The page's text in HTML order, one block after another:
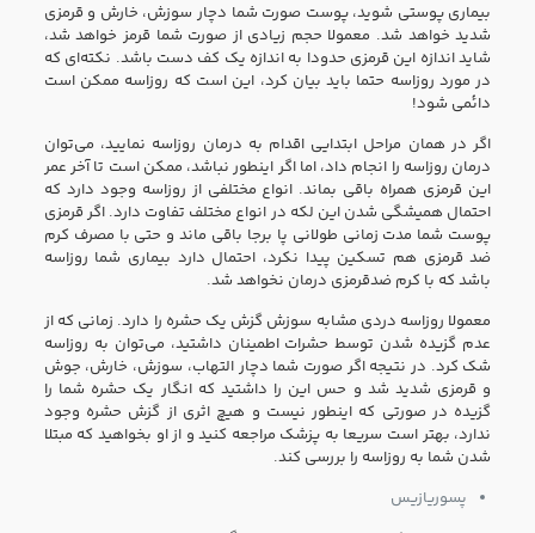
بیماری پوستی شوید، پوست صورت شما دچار سوزش، خارش و قرمزی
شدید خواهد شد. معمولا حجم زیادی از صورت شما قرمز خواهد شد،
شاید اندازه این قرمزی حدودا به اندازه یک کف دست باشد. نکته‌ای که
در مورد روزاسه حتما باید بیان کرد، این است که روزاسه ممکن است
دائمی شود!
اگر در همان مراحل ابتدایی اقدام به درمان روزاسه نمایید، می‌توان
درمان روزاسه را انجام داد، اما اگر اینطور نباشد، ممکن است تا آخر عمر
این قرمزی همراه باقی بماند. انواع مختلفی از روزاسه وجود دارد که
احتمال همیشگی شدن این لکه در انواع مختلف تفاوت دارد. اگر قرمزی
پوست شما مدت زمانی طولانی پا برجا باقی ماند و حتی با مصرف کرم
ضد قرمزی هم تسکین پیدا نکرد، احتمال دارد بیماری شما روزاسه
باشد که با کرم ضدقرمزی درمان نخواهد شد.
معمولا روزاسه دردی مشابه سوزش گزش یک حشره را دارد. زمانی که از
عدم گزیده شدن توسط حشرات اطمینان داشتید، می‌توان به روزاسه
شک کرد. در نتیجه اگر صورت شما دچار التهاب، سوزش، خارش، جوش
و قرمزی شدید شد و حس این را داشتید که انگار یک حشره شما را
گزیده در صورتی که اینطور نیست و هیچ اثری از گزش حشره وجود
ندارد، بهتر است سریعا به پزشک مراجعه کنید و از او بخواهید که مبتلا
شدن شما به روزاسه را بررسی کند.
پسوریازیس